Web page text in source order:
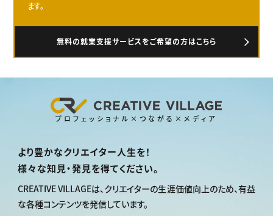
ます。
無料の就業支援サービスをご希望の方はこちら
プロフェッショナル×つながる×メディア
より豊かなクリエイター人生を！
様々な知見・発見を得てください。
CREATIVE VILLAGEは、 クリエイターの生涯価値向上のため、有益
な各種コンテンツを発信しています。